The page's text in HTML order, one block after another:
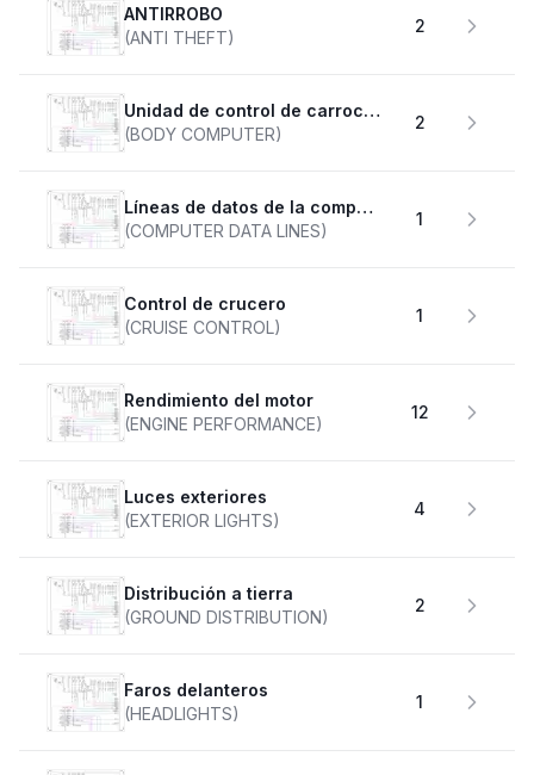
ANTIRROBO
(ANTI THEFT)
2
Unidad de control de carrocería
(BODY COMPUTER)
2
Líneas de datos de la computadora
(COMPUTER DATA LINES)
1
Control de crucero
(CRUISE CONTROL)
1
Rendimiento del motor
(ENGINE PERFORMANCE)
12
Luces exteriores
(EXTERIOR LIGHTS)
4
Distribución a tierra
(GROUND DISTRIBUTION)
2
faros delanteros
(HEADLIGHTS)
1